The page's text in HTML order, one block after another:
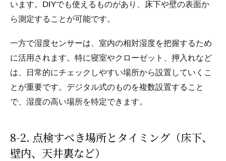
います。DIYでも使えるものがあり、床下や壁の表面か
ら測定することが可能です。
一方で湿度センサーは、室内の相対湿度を把握するため
に活用されます。特に寝室やクローゼット、押入れなど
は、日常的にチェックしやすい場所から設置していくこ
とが重要です。デジタル式のものを複数設置すること
で、湿度の高い場所を特定できます。
8-2. 点検すべき場所とタイミング（床下、
壁内、天井裏など）